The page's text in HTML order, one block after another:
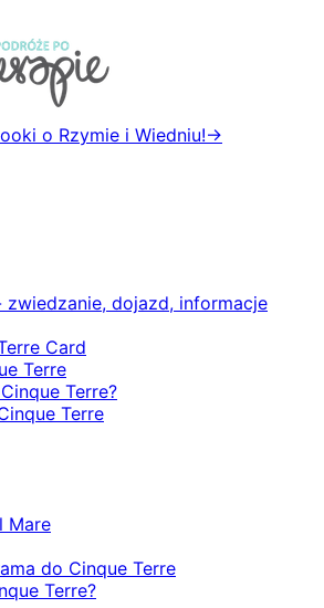
o Rzymie i Wiedniu!→
zwiedzanie, dojazd, informacje
Card
Terre
Terre?
Terre
Mare
do Cinque Terre
Terre?